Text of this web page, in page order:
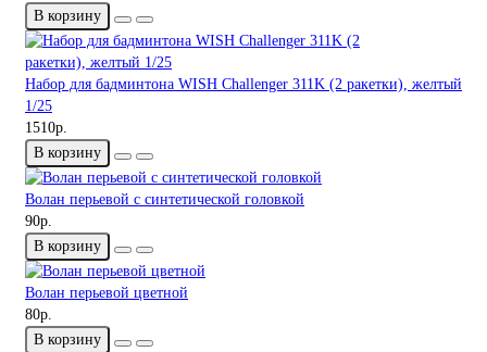
В корзину
Набор для бадминтона WISH Challenger 311K (2 ракетки), желтый
1/25
1510р.
В корзину
Волан перьевой с синтетической головкой
90р.
В корзину
Волан перьевой цветной
80р.
В корзину